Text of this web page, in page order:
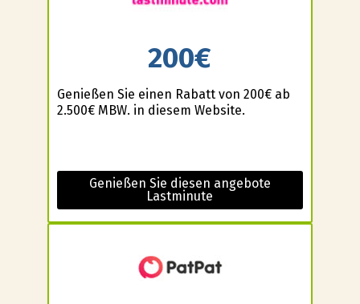
200€
Genießen Sie einen Rabatt von 200€ ab
2.500€ MBW. in diesem Website.
Genießen Sie diesen angebote
Lastminute